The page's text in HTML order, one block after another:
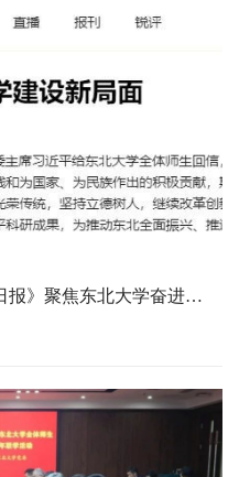
总书记回信一周年！《人民日报》聚焦东北大学奋进答卷